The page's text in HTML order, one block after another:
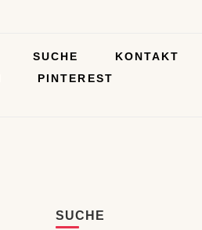
SUCHE KONTAKT
PINTEREST
SUCHE